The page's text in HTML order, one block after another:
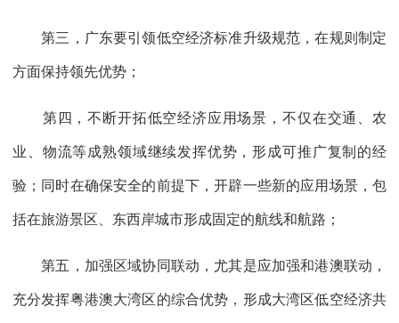
第三，广东要引领低空经济标准升级规范，在规则制定
方面保持领先优势；
第四，不断开拓低空经济应用场景，不仅在交通、农
业、物流等成熟领域继续发挥优势，形成可推广复制的经
验；同时在确保安全的前提下，开辟一些新的应用场景，包
括在旅游景区、东西岸城市形成固定的航线和航路；
第五，加强区域协同联动，尤其是应加强和港澳联动，
充分发挥粤港澳大湾区的综合优势，形成大湾区低空经济共